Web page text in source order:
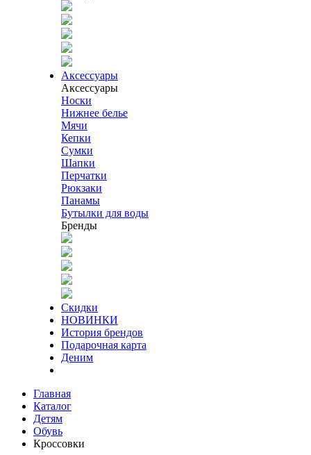
Аксессуары
Аксессуары
Носки
Нижнее белье
Мячи
Кепки
Сумки
Шапки
Перчатки
Рюкзаки
Панамы
Бутылки для воды
Бренды
Скидки
НОВИНКИ
История брендов
Подарочная карта
Деним
Главная
Каталог
Детям
Обувь
Кроссовки